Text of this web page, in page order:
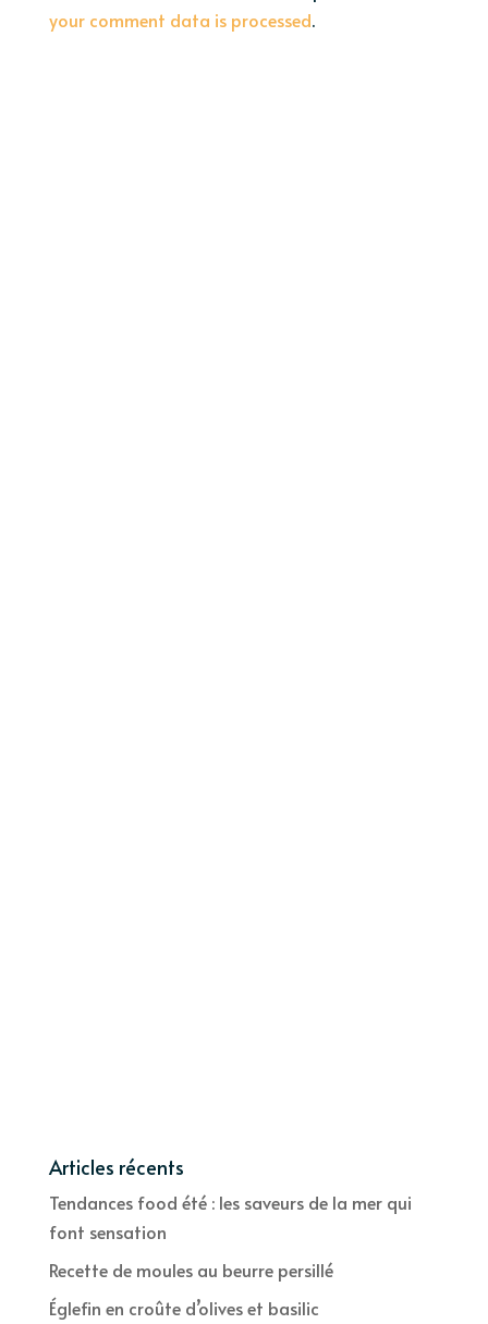
your comment data is processed.
Articles récents
Tendances food été : les saveurs de la mer qui
font sensation
Recette de moules au beurre persillé
Églefin en croûte d’olives et basilic